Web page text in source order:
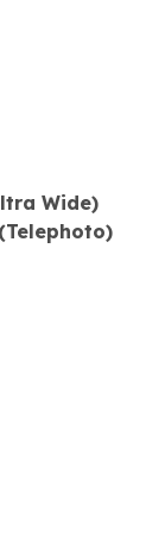
Wide)